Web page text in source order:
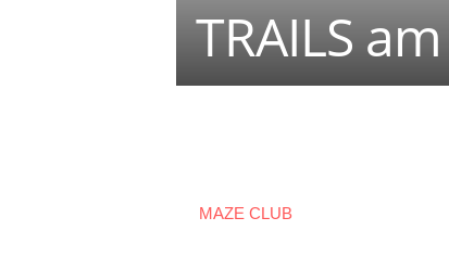
TRAILS
MAZE CLUB